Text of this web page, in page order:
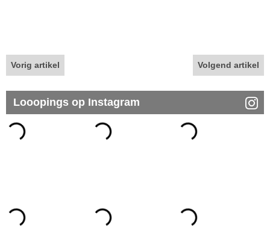
Vorig artikel Volgend artikel
Looopings op Instagram